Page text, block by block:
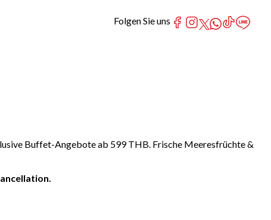
Buffet-Angebote ab 599 THB. Frische Meeresfrüchte &
Folgen Sie uns